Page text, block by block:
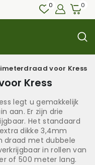
0 0
voor Kress
Kress
legt u gemakkelijk
aan. Er zijn drie
Het standaard
dikke 3,4mm
draad met dubbele
in rollen van
of 500 meter lang.